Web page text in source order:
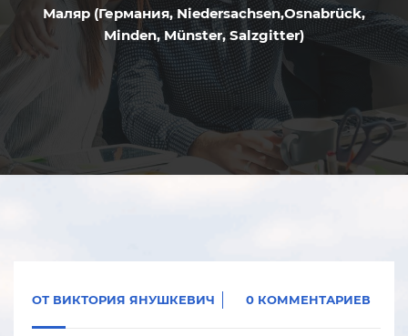
Маляр (Германия, Niedersachsen,Osnabrück,
Minden, Münster, Salzgitter)
ОТ ВИКТОРИЯ ЯНУШКЕВИЧ 0 КОММЕНТАРИЕВ